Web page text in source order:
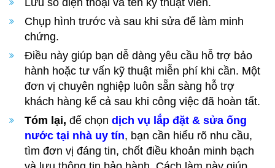
Chụp hình trước và sau khi sửa để làm minh
chứng.
Điều này giúp bạn dễ dàng yêu cầu hỗ trợ bảo
hành hoặc tư vấn kỹ thuật miễn phí khi cần. Một
đơn vị chuyên nghiệp luôn sẵn sàng hỗ trợ
khách hàng kể cả sau khi công việc đã hoàn tất.
Tóm lại, để chọn dịch vụ lắp đặt & sửa ống
nước tại nhà uy tín, bạn cần hiểu rõ nhu cầu,
tìm đơn vị đáng tin, chốt điều khoản minh bạch